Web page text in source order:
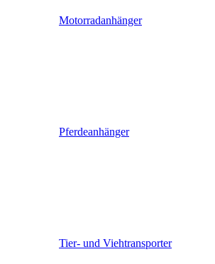
Motorradanhänger
Pferdeanhänger
Tier- und Viehtransporter